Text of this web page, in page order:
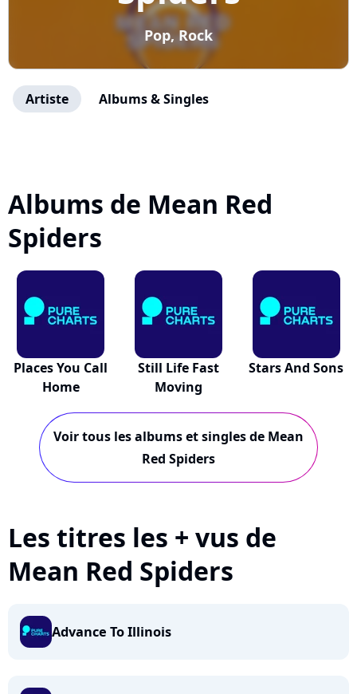
Pop, Rock
Artiste Albums & Singles
Albums de Mean Red
Spiders
Places You Call
Home
Still Life Fast
Moving
Stars And Sons
Voir tous les albums et singles de Mean
Red Spiders
Les titres les + vus de
Mean Red Spiders
Advance To Illinois